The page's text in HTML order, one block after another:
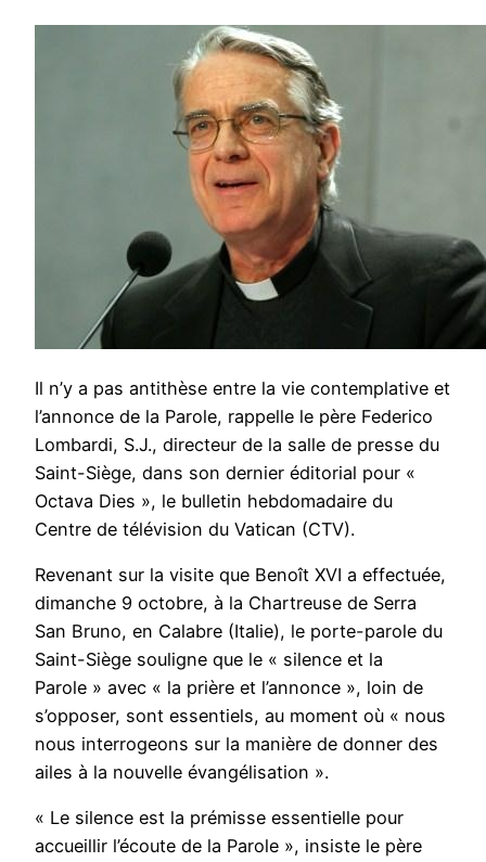
Il n’y a pas antithèse entre la vie contemplative et
l’annonce de la Parole, rappelle le père Federico
Lombardi, S.J., directeur de la salle de presse du
Saint-Siège, dans son dernier éditorial pour «
Octava Dies », le bulletin hebdomadaire du
Centre de télévision du Vatican (CTV).
Revenant sur la visite que Benoît XVI a effectuée,
dimanche 9 octobre, à la Chartreuse de Serra
San Bruno, en Calabre (Italie), le porte-parole du
Saint-Siège souligne que le « silence et la
Parole » avec « la prière et l’annonce », loin de
s’opposer, sont essentiels, au moment où « nous
nous interrogeons sur la manière de donner des
ailes à la nouvelle évangélisation ».
« Le silence est la prémisse essentielle pour
accueillir l’écoute de la Parole », insiste le père